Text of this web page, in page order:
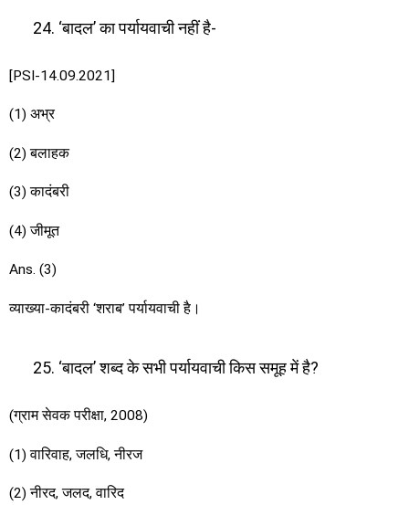
‘बादल’ का पर्यायवाची नहीं है-
[PSI-14.09.2021]
(1) अभ्र
(2) बलाहक
(3) कादंबरी
(4) जीमूत
Ans. (3)
व्याख्या-कादंबरी ‘शराब’ पर्यायवाची है।
‘बादल’ शब्द के सभी पर्यायवाची किस समूह में है?
(ग्राम सेवक परीक्षा, 2008)
(1) वारिवाह, जलधि, नीरज
(2) नीरद, जलद, वारिद